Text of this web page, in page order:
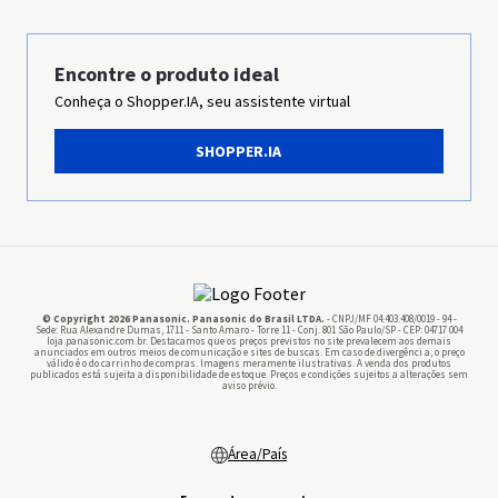
Grupo Panasonic
Imprensa
Panasonic Business
Pilhas
Encontre o produto ideal
Conheça o Shopper.IA, seu assistente virtual
SHOPPER.IA
© Copyright 2026 Panasonic. Panasonic do Brasil LTDA. - CNPJ/MF 04.403.408/0019 - 94 -
Sede: Rua Alexandre Dumas, 1711 - Santo Amaro - Torre 11 - Conj. 801 São Paulo/SP - CEP: 04717 004
loja.panasonic.com.br. Destacamos que os preços previstos no site prevalecem aos demais
anunciados em outros meios de comunicação e sites de buscas. Em caso de divergênci a, o preço
válido é o do carrinho de compras. Imagens meramente ilustrativas. A venda dos produtos
publicados está sujeita a disponibilidade de estoque. Preços e condições sujeitos a alterações sem
aviso prévio.
Área/País